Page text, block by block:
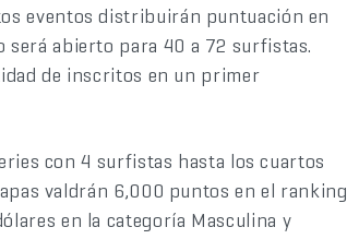
eventos distribuirán puntuación en
abierto para 40 a 72 surfistas.
de inscritos en un primer
con 4 surfistas hasta los cuartos
valdrán 6,000 puntos en el ranking
en la categoría Masculina y